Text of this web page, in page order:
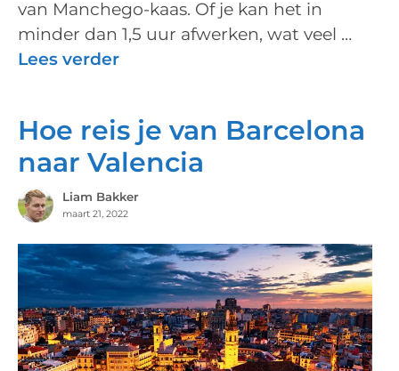
van Manchego-kaas. Of je kan het in
minder dan 1,5 uur afwerken, wat veel …
Lees verder
Hoe reis je van Barcelona
naar Valencia
Liam Bakker
maart 21, 2022